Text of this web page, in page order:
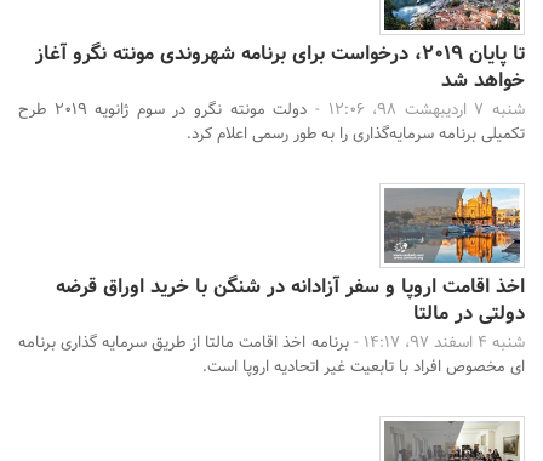
تا پایان 2019، درخواست برای برنامه شهروندی مونته نگرو آغاز
خواهد شد
شنبه 7 اردیبهشت 98، 12:06 -
دولت مونته نگرو در سوم ژانویه 2019 طرح
تکمیلی برنامه سرمایه‌گذاری را به طور رسمی اعلام کرد.
اخذ اقامت اروپا و سفر آزادانه در شنگن با خرید اوراق قرضه
دولتی در مالتا
شنبه 4 اسفند 97، 14:17 -
برنامه اخذ اقامت مالتا از طریق سرمایه گذاری برنامه
ای مخصوص افراد با تابعیت غیر اتحادیه اروپا است.